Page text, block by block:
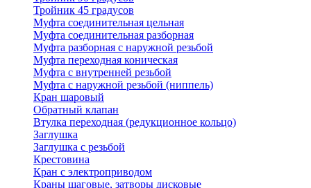
Тройник 45 градусов
Муфта соединительная цельная
Муфта соединительная разборная
Муфта разборная с наружной резьбой
Муфта переходная коническая
Муфта с внутренней резьбой
Муфта с наружной резьбой (ниппель)
Кран шаровый
Обратный клапан
Втулка переходная (редукционное кольцо)
Заглушка
Заглушка с резьбой
Крестовина
Кран с электроприводом
Краны шаговые, затворы дисковые